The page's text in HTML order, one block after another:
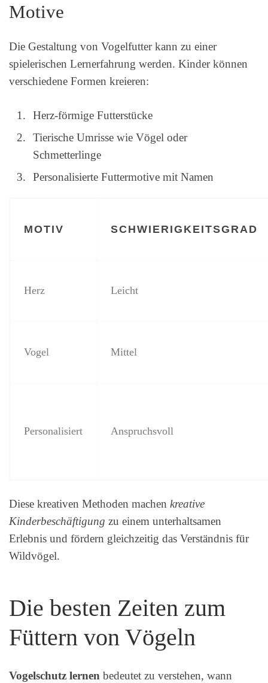
Motive
Die Gestaltung von Vogelfutter kann zu einer
spielerischen Lernerfahrung werden. Kinder können
verschiedene Formen kreieren:
Herz-förmige Futterstücke
Tierische Umrisse wie Vögel oder
Schmetterlinge
Personalisierte Futtermotive mit Namen
MOTIV SCHWIERIGKEITSGRAD
Herz Leicht
Vogel Mittel
Personalisiert Anspruchsvoll
Diese kreativen Methoden machen kreative
Kinderbeschäftigung zu einem unterhaltsamen
Erlebnis und fördern gleichzeitig das Verständnis für
Wildvögel.
Die besten Zeiten zum
Füttern von Vögeln
Vogelschutz lernen bedeutet zu verstehen, wann